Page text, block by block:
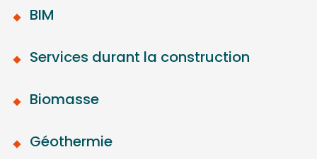
BIM
Services durant la construction
Biomasse
Géothermie